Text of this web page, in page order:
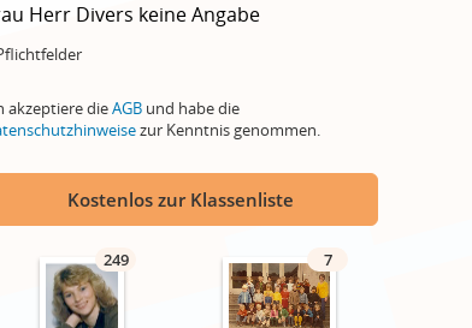
Herr Divers keine Angabe
akzeptiere dieAGB und habe die
zur Kenntnis genommen.
Kostenlos zur Klassenliste
249 7